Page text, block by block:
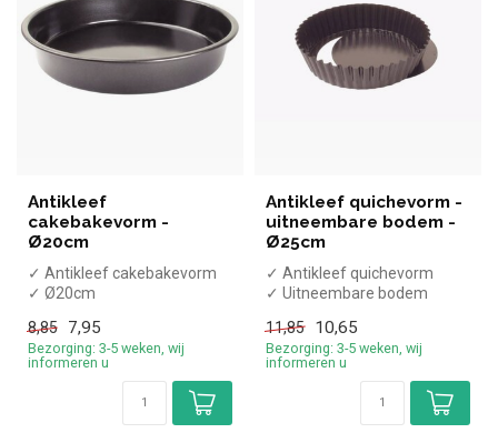
Antikleef
cakebakevorm -
Ø20cm
✓ Antikleef cakebakevorm
✓ Ø20cm
8,85
7,95
Bezorging: 3-5 weken, wij
informeren u
Antikleef quichevorm -
uitneembare bodem -
Ø25cm
✓ Antikleef quichevorm
✓ Uitneembare bodem
11,85
10,65
Bezorging: 3-5 weken, wij
informeren u